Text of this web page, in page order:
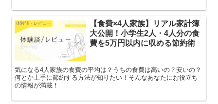
体験談・レビュー
【食費×4人家族】リアル家計簿
大公開！小学生2人・4人分の食
費を5万円以内に収める節約術
気になる4人家族の食費の平均は？うちの食費は高いの？安いの？
何とか上手に節約する方法が知りたい！そんなあなたにお役立ち
の情報が満載！